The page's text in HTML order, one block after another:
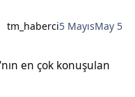
tm_haberci5 MayısMay 5
en çok konuşulan